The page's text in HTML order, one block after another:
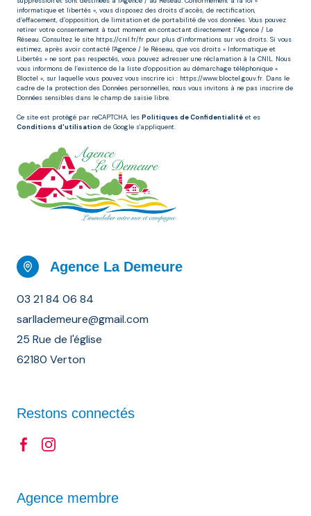
informatique et libertés », vous disposez des droits d’accès, de rectification,
d’effacement, d’opposition, de limitation et de portabilité de vos données. Vous pouvez
retirer votre consentement à tout moment en contactant directement l’Agence / Le
Réseau. Consultez le site https://cnil.fr/fr pour plus d’informations sur vos droits. Si vous
estimez, après avoir contacté l'Agence / le Réseau, que vos droits « Informatique et
Libertés » ne sont pas respectés, vous pouvez adresser une réclamation à la CNIL. Nous
vous informons de l’existence de la liste d'opposition au démarchage téléphonique «
Bloctel », sur laquelle vous pouvez vous inscrire ici : https://www.bloctel.gouv.fr. Dans le
cadre de la protection des Données personnelles, nous vous invitons à ne pas inscrire de
Données sensibles dans le champ de saisie libre.
Ce site est protégé par reCAPTCHA, les Politiques de Confidentialité et es
Conditions d'utilisation de Google s'appliquent.
Agence La Demeure
03 21 84 06 84
sarllademeure@gmail.com
25 Rue de l'église
62180 Verton
Restons connectés
Agence membre